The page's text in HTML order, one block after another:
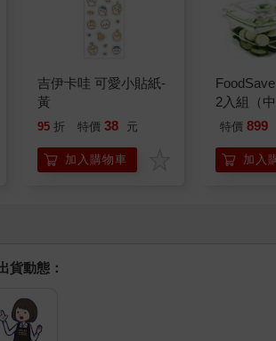
吉伊卡哇 可愛小貼紙-
黃
95 折 特價 38 元
加入購物車
2入組（中
特價 899
加入
貨動態：